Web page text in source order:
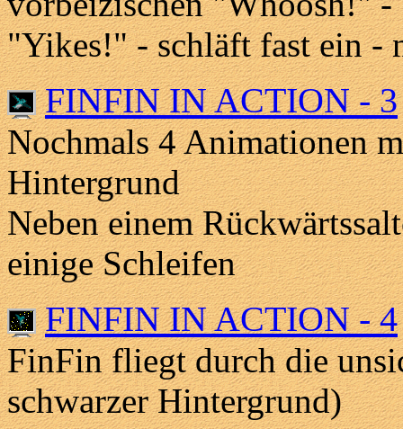
"Yikes!" - schläft fast ein -
FINFIN IN ACTION - 3
Nochmals 4 Animationen
Hintergrund
Neben einem
einige Schleifen
FINFIN IN ACTION - 4
FinFin fliegt durch die
schwarzer Hintergrund)